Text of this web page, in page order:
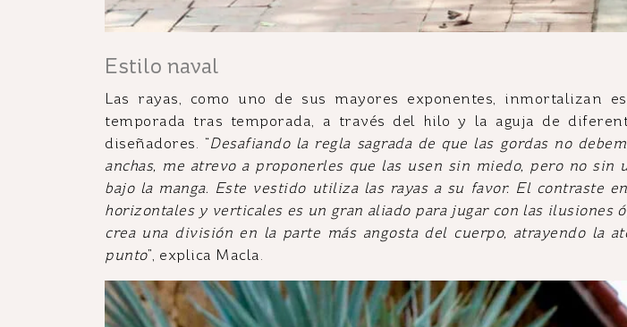
Estilo naval
Las rayas, como uno de sus mayores exponentes, inmortalizan
temporada tras temporada, a través del hilo y la aguja de
diseñadores. “Desafiando la regla sagrada de que las gordas no
anchas, me atrevo a proponerles que las usen sin miedo, pero no sin
bajo la manga. Este vestido utiliza las rayas a su favor. El contraste
horizontales y verticales es un gran aliado para jugar con las ilusiones
crea una división en la parte más angosta del cuerpo, atrayendo la
punto”, explica Macla.